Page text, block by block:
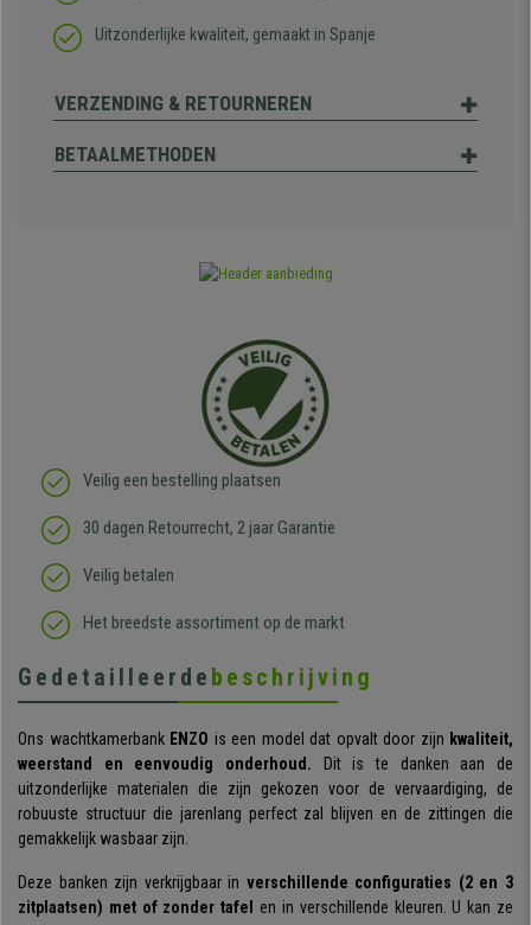
Uitzonderlijke kwaliteit, gemaakt in Spanje
VERZENDING & RETOURNEREN
BETAALMETHODEN
Veilig een bestelling plaatsen
30 dagen Retourrecht, 2 jaar Garantie
Veilig betalen
Het breedste assortiment op de markt
Gedetailleerde beschrijving
Ons wachtkamerbank ENZO is een model dat opvalt door zijn kwaliteit,
weerstand en eenvoudig onderhoud. Dit is te danken aan de
uitzonderlijke materialen die zijn gekozen voor de vervaardiging, de
robuuste structuur die jarenlang perfect zal blijven en de zittingen die
gemakkelijk wasbaar zijn.
Deze banken zijn verkrijgbaar in verschillende configuraties (2 en 3
zitplaatsen) met of zonder tafel
en in verschillende kleuren. U kan ze